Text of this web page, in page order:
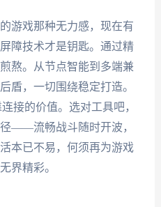
游戏那种无力感，现在有
障技术才是钥匙。通过精
熬。从节点智能到多端兼
盾，一切围绕稳定打造。
接的价值。选对工具吧，
——流畅战斗随时开波，
本已不易，何须再为游戏
界精彩。